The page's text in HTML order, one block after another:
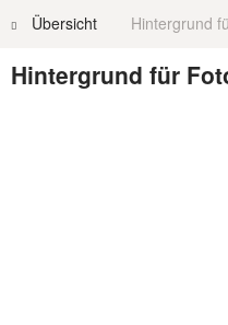
Übersicht Hintergrund
Hintergrund für